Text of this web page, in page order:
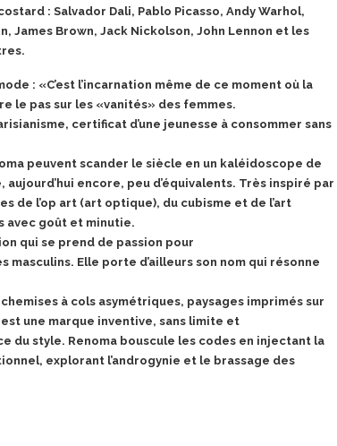
: Salvador Dali, Pablo Picasso, Andy Warhol,
James Brown, Jack Nickolson, John Lennon et les
: «C’est l’incarnation même de ce moment où la
le pas sur les «vanités» des femmes.
certificat d’une jeunesse à consommer sans
peuvent scander le siècle en un kaléidoscope de
encore, peu d’équivalents. Très inspiré par
de l’op art (art optique), du cubisme et de l’art
avec goût et minutie.
qui se prend de passion pour
Elle porte d’ailleurs son nom qui résonne
à cols asymétriques, paysages imprimés sur
une marque inventive, sans limite et
du style. Renoma bouscule les codes en injectant la
explorant l’androgynie et le brassage des